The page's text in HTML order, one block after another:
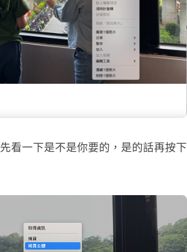
看一下是不是你要的，是的話再按下